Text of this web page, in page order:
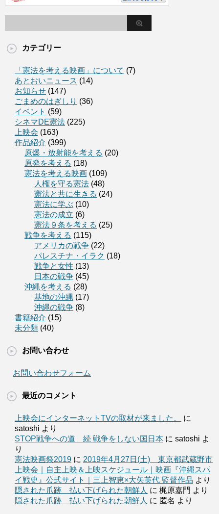
カテゴリー
「憲法を考える映画」について (7)
あとおいニュース (14)
お知らせ (147)
ごまめのはぎしり (36)
イベント (59)
シネマDE憲法 (225)
上映会 (163)
作品紹介 (399)
原爆・放射能を考える (20)
原発を考える (18)
憲法を考える映画 (109)
人権を守る憲法 (48)
憲法と共に生きる (24)
憲法に学ぶ (10)
憲法の成立 (6)
憲法９条を考える (25)
戦争を考える (115)
アメリカの戦争 (22)
パレスチナ・イラク (18)
戦争と女性 (13)
日本の戦争 (45)
沖縄を考える (28)
基地の沖縄 (17)
沖縄の戦争 (8)
書籍紹介 (15)
未分類 (40)
お問い合わせ
お問い合わせフォーム
最近のコメント
上映会にインターネットTVの取材が来ました。
に
satoshi より
STOP戦争への道 続 戦争をしない国日本 に satoshi よ
り
憲法映画祭2019 に 2019年4月27日(土) 東京都武蔵野市
上映会｜自主上映＆上映スケジュール｜映画『沖縄スパ
イ戦史』公式サイト｜三上智恵×大矢英代 監督作品 より
隠された爪跡 払い下げられた朝鮮人 に 梶原嘉門 より
隠された爪跡 払い下げられた朝鮮人 に 匿名 より